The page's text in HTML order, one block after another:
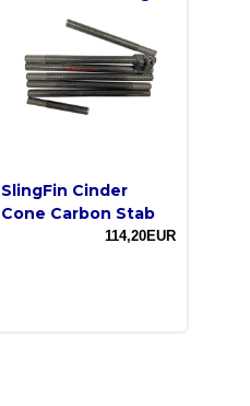
SlingFin Cinder
Cone Carbon Stab
114,20EUR